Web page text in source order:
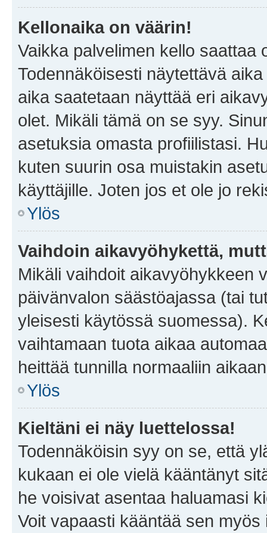
Kellonaika on väärin!
Vaikka palvelimen kello saattaa
Todennäköisesti näytettävä
aika saatetaan näyttää eri
olet. Mikäli tämä on se syy.
asetuksia omasta profiilistasi.
kuten suurin osa muistakin
käyttäjille. Joten jos et ole jo
Ylös
Vaihdoin aikavyöhykettä,
Mikäli vaihdoit aikavyöhykkeen
päivänvalon säästöajassa (tai
yleisesti käytössä suomessa).
vaihtamaan tuota aikaa
heittää tunnilla normaaliin
Ylös
Kieltäni ei näy luettelossa!
Todennäköisin syy on se, että
kukaan ei ole vielä kääntänyt
he voisivat asentaa haluamasi
Voit vapaasti kääntää sen